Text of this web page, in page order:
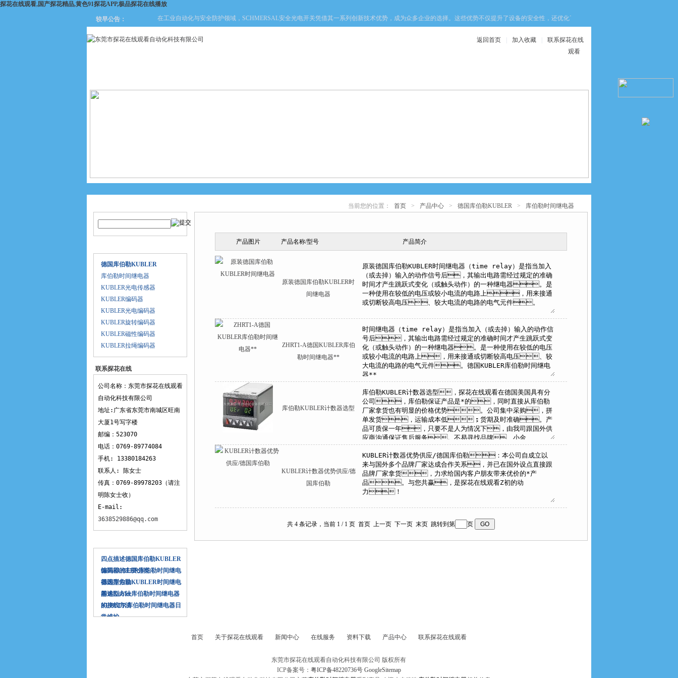
探花在线观看,国产探花精品,黄色91探花APP,极品探花在线播放
较早公告： 在工业自动化与安全防护领域，SCHMERSAL安全光电开关凭借其一系列创新技术优势，成为众多企业的选择。这些优势不仅提升了设备的安全性，还优化了生产效率与维护成本，为工业生产带
返回首页 加入收藏
联系探花在线
观看
德国库伯勒KUBLER
库伯勒时间继电器
KUBLER光电传感器
KUBLER编码器
KUBLER光电编码器
KUBLER旋转编码器
KUBLER磁性编码器
KUBLER拉绳编码器
联系探花在线
观看
公司名称：东莞市探花在线观看
自动化科技有限公司
地址:广东省东莞市南城区旺南
大厦1号写字楼
邮编：523070
电话：0769-89774084
手机: 13380184263
联系人: 陈女士
传真：0769-89978203（请注
明陈女士收）
E-mail:
3638529886@qq.com
四点描述德国库伯勒KUBLER
编码器的主要分类
德国KUBLER库伯勒时间继电
器选型方法
德国库伯勒KUBLER时间继电
器选型方法
阐述Kubler库伯勒时间继电器
的接线方法
KUBLER库伯勒时间继电器日
常维护
当前您的位置： 首页 > 产品中心 > 德国库伯勒KUBLER > 库伯勒时间继电器
产品图片 产品名称/型号 产品简介
原装德国库伯勒KUBLER时
间继电器
ZHRT1-A德国KUBLER库伯
勒时间继电器**
库伯勒KUBLER计数器选型
KUBLER计数器优势供应/德
国库伯勒
共 4 条记录，当前 1 / 1 页 首页 上一页 下一页 末页 跳转到第 页
首页 关于探花在线观看 新闻中心 在线服务 资料下载 产品中心 联系探花在线观看
东莞市探花在线观看自动化科技有限公司 版权所有
ICP备案号： 粤ICP备48220736号 GoogleSitemap